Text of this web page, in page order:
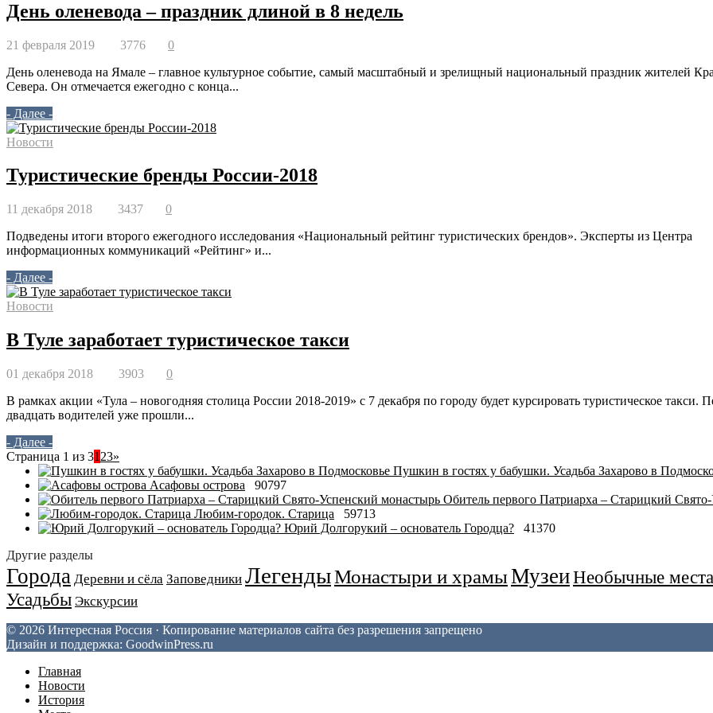
День оленевода – праздник длиной в 8 недель
21 февраля 2019 3776 0
День оленевода на Ямале – главное культурное событие, самый масштабный и зрелищный национальный праздник жителей
Севера. Он отмечается ежегодно с конца...
- Далее -
Новости
Туристические бренды России-2018
11 декабря 2018 3437 0
Подведены итоги второго ежегодного исследования «Национальный рейтинг туристических брендов». Эксперты из Центра
информационных коммуникаций «Рейтинг» и...
- Далее -
Новости
В Туле заработает туристическое такси
01 декабря 2018 3903 0
В рамках акции «Тула – новогодняя столица России 2018-2019» с 7 декабря по городу будет курсировать туристическое такси.
двадцать водителей уже прошли...
- Далее -
Страница 1 из 31 23»
Пушкин в гостях у бабушки. Усадьба Захарово в
Асафовы острова
90797
Обитель первого Патриарха – Старицкий
Любим-городок. Старица
59713
Юрий Долгорукий – основатель Городца?
41370
Другие разделы
Города Деревни и сёла Заповедники ЛегендыМонастыри и храмыМузеиНеобычные места
Усадьбы Экскурсии
© 2026 Интересная Россия · Копирование материалов сайта без разрешения запрещено
Дизайн и поддержка: GoodwinPress.ru
Главная
Новости
История